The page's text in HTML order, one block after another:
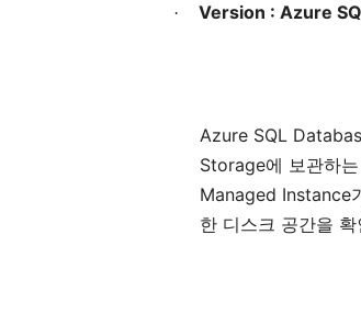
· Version : Azure
Azure SQL
Storage에 보관하는
Managed Instance
한 디스크 공간을 확